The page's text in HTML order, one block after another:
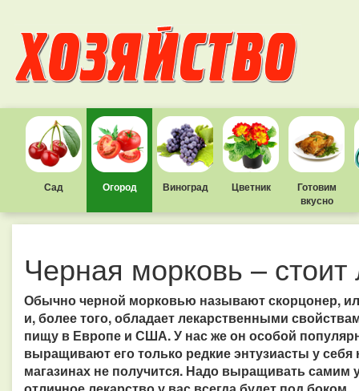
Сад Огород Виноград Цветник
Готовим
вкусно
Черная морковь –
Обычно черной морковью называют скорцонер,
и, более того, обладает лекарственными
пищу в Европе и США. У нас же он особой
выращивают его только редкие энтузиасты у
магазинах не получится. Надо выращивать самим